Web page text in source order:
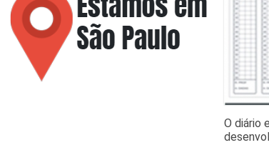
O diário